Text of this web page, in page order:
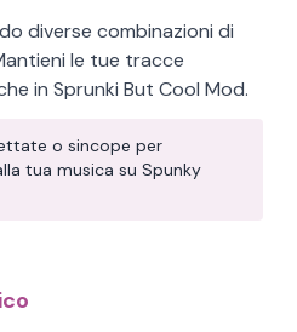
diverse combinazioni di
le tue tracce
in Sprunki But Cool Mod.
o sincope per
tua musica su Spunky